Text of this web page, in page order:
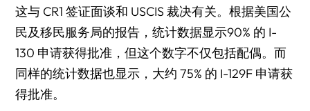
这与 CR1 签证面谈和 USCIS 裁决有关。根据美国公
民及移民服务局的报告，统计数据显示90% 的 I-
130 申请获得批准，但这个数字不仅包括配偶。而
同样的统计数据也显示，大约 75% 的 I-129F 申请获
得批准。